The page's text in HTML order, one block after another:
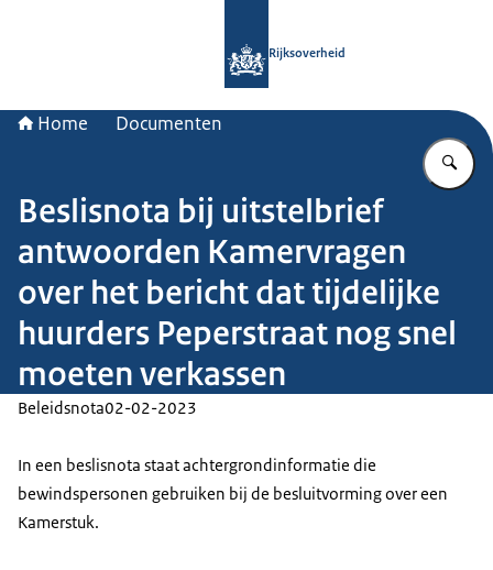
Rijksoverheid
Home Documenten
Beslisnota bij uitstelbrief
antwoorden Kamervragen
over het bericht dat tijdelijke
huurders Peperstraat nog snel
moeten verkassen
Beleidsnota02-02-2023
In een beslisnota staat achtergrondinformatie die
bewindspersonen gebruiken bij de besluitvorming over een
Kamerstuk.